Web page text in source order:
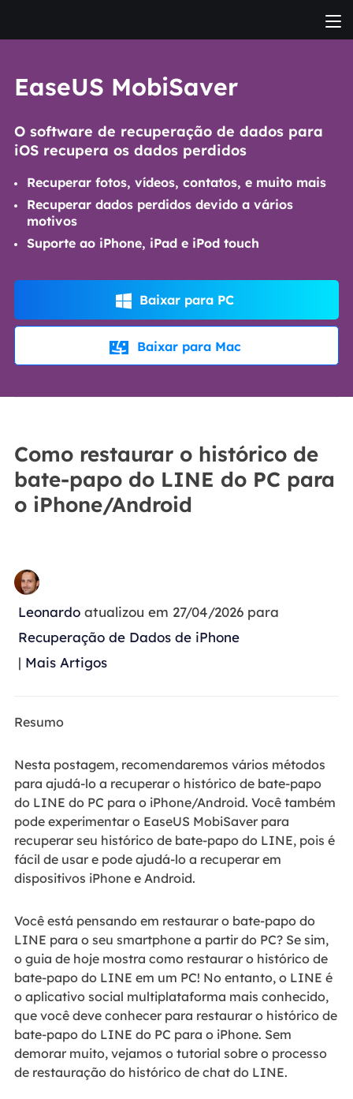
EaseUS MobiSaver
O software de recuperação de dados para
iOS recupera os dados perdidos
Recuperar fotos, vídeos, contatos, e muito mais
Recuperar dados perdidos devido a vários
motivos
Suporte ao iPhone, iPad e iPod touch
 Baixar para PC
 Baixar para Mac
Como restaurar o histórico de
bate-papo do LINE do PC para
o iPhone/Android
Leonardoatualizou em 27/04/2026 para
Recuperação de Dados de iPhone
| Mais Artigos
Resumo
Nesta postagem, recomendaremos vários métodos
para ajudá-lo a recuperar o histórico de bate-papo
do LINE do PC para o iPhone/Android. Você também
pode experimentar o EaseUS MobiSaver para
recuperar seu histórico de bate-papo do LINE, pois é
fácil de usar e pode ajudá-lo a recuperar em
dispositivos iPhone e Android.
Você está pensando em restaurar o bate-papo do
LINE para o seu smartphone a partir do PC? Se sim,
o guia de hoje mostra como restaurar o histórico de
bate-papo do LINE em um PC! No entanto, o LINE é
o aplicativo social multiplataforma mais conhecido,
que você deve conhecer para restaurar o histórico de
bate-papo do LINE do PC para o iPhone. Sem
demorar muito, vejamos o tutorial sobre o processo
de restauração do histórico de chat do LINE.